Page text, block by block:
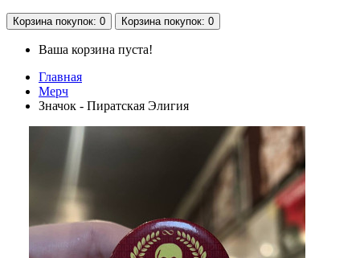
Корзина покупок: 0 Корзина покупок: 0
Ваша корзина пуста!
Главная
Мерч
Значок - Пиратская Элигия